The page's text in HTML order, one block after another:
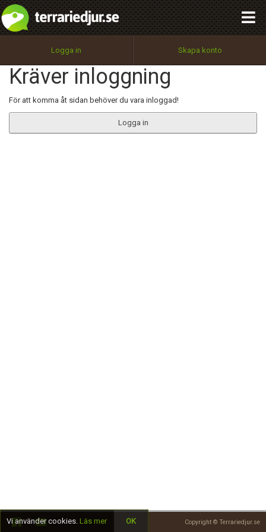
Logga in Skapa konto
Kräver inloggning
För att komma åt sidan behöver du vara inloggad!
Logga in
Copyright © Terrariedjur.se
Utför
100%
OK
integritetspolicy
Namn:
Epost:
Begär nytt lösenord
Tillbaka till förstasidan
Vi använder cookies. Läs mer OK